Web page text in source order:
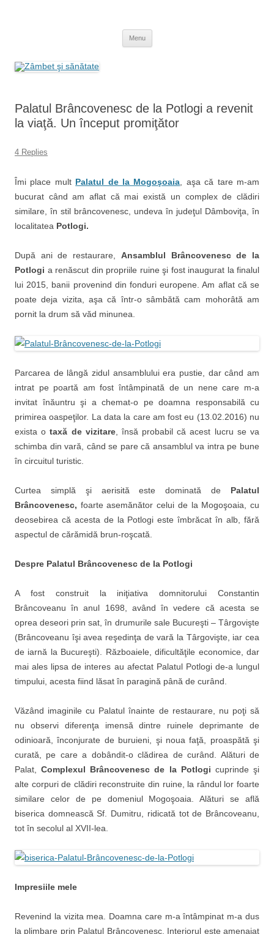
Menu
Palatul Brâncovenesc de la Potlogi a revenit
la viaţă. Un început promiţător
4 Replies
Îmi place mult Palatul de la Mogoşoaia , aşa că tare m-am
bucurat când am aflat că mai există un complex de clădiri
similare, în stil brâncovenesc, undeva în judeţul Dâmboviţa, în
localitatea Potlogi.
După ani de restaurare, Ansamblul Brâncovenesc de la
Potlogi a renăscut din propriile ruine şi fost inaugurat la finalul
lui 2015, banii provenind din fonduri europene. Am aflat că se
poate deja vizita, aşa că într-o sâmbătă cam mohorâtă am
pornit la drum să văd minunea.
Parcarea de lângă zidul ansamblului era pustie, dar când am
intrat pe poartă am fost întâmpinată de un nene care m-a
invitat înăuntru şi a chemat-o pe doamna responsabilă cu
primirea oaspeţilor. La data la care am fost eu (13.02.2016) nu
exista otaxă de vizitare, însă probabil că acest lucru se va
schimba din vară, când se pare că ansamblul va intra pe bune
în circuitul turistic.
Curtea simplă şi aerisită este dominată de Palatul
Brâncovenesc, foarte asemănător celui de la Mogoşoaia, cu
deosebirea că acesta de la Potlogi este îmbrăcat în alb, fără
aspectul de cărămidă brun-roşcată.
Despre Palatul Brâncovenesc de la Potlogi
A fost construit la iniţiativa domnitorului Constantin
Brâncoveanu în anul 1698, având în vedere că acesta se
oprea deseori prin sat, în drumurile sale Bucureşti – Târgovişte
(Brâncoveanu îşi avea reşedinţa de vară la Târgovişte, iar cea
de iarnă la Bucureşti). Războaiele, dificultăţile economice, dar
mai ales lipsa de interes au afectat Palatul Potlogi de-a lungul
timpului, acesta fiind lăsat în paragină până de curând.
Văzând imaginile cu Palatul înainte de restaurare, nu poţi să
nu observi diferenţa imensă dintre ruinele deprimante de
odinioară, înconjurate de buruieni, şi noua faţă, proaspătă şi
curată, pe care a dobândit-o clădirea de curând. Alături de
Palat,Complexul Brâncovenesc de la Potlogi cuprinde şi
alte corpuri de clădiri reconstruite din ruine, la rândul lor foarte
similare celor de pe domeniul Mogoşoaia. Alături se află
biserica domnească Sf. Dumitru, ridicată tot de Brâncoveanu,
tot în secolul al XVII-lea.
Impresiile mele
Revenind la vizita mea. Doamna care m-a întâmpinat m-a dus
la plimbare prin Palatul Brâncovenesc. Interiorul este amenajat